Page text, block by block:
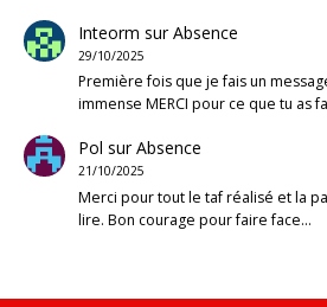
Inteorm surAbsence
29/10/2025
Première fois que je fais un
immense MERCI pour ce que tu as
Pol surAbsence
21/10/2025
Merci pour tout le taf réalisé et la
lire. Bon courage pour faire face…